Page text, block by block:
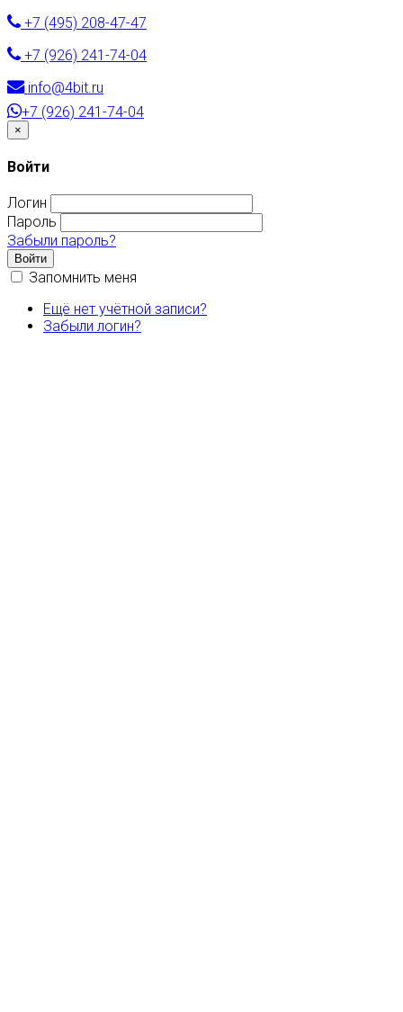
+7 (495) 208-47-47
+7 (926) 241-74-04
info@4bit.ru
+7 (926) 241-74-04
×
Войти
Логин
Пароль
Забыли пароль?
Войти
Запомнить меня
Ещё нет учётной записи?
Забыли логин?